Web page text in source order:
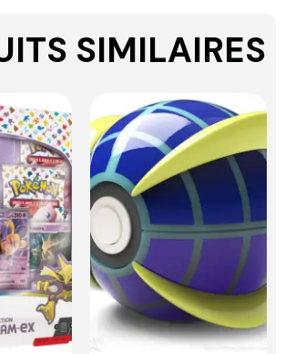
SIMILAIRES